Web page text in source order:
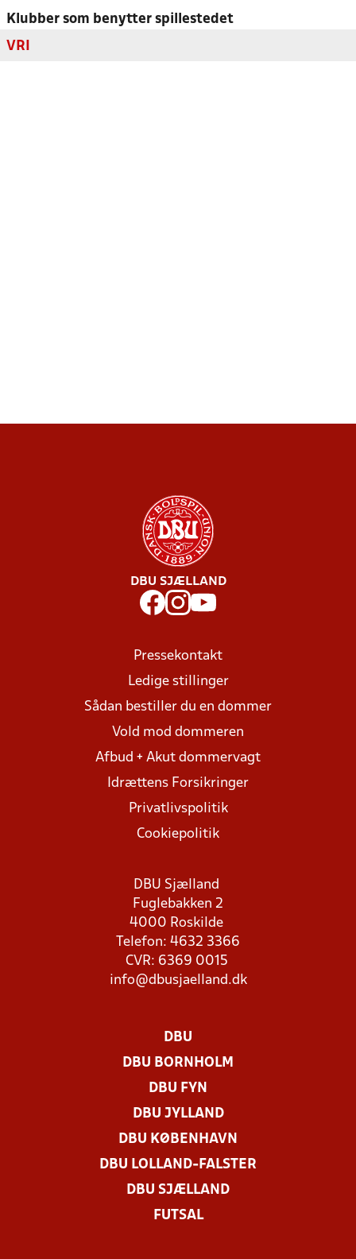
Klubber som benytter spillestedet
VRI
DBU SJÆLLAND
Pressekontakt
Ledige stillinger
Sådan bestiller du en dommer
Vold mod dommeren
Afbud + Akut dommervagt
Idrættens Forsikringer
Privatlivspolitik
Cookiepolitik
DBU Sjælland
Fuglebakken 2
4000 Roskilde
Telefon: 4632 3366
CVR: 6369 0015
info@dbusjaelland.dk
DBU
DBU BORNHOLM
DBU FYN
DBU JYLLAND
DBU KØBENHAVN
DBU LOLLAND-FALSTER
DBU SJÆLLAND
FUTSAL